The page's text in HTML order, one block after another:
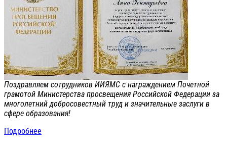
Поздравляем сотрудников ИИЯМС с награждением Почетной
грамотой Министерства просвещения Российской Федерации за
многолетний добросовестный труд и значительные заслуги в
сфере образования!
Подробнее